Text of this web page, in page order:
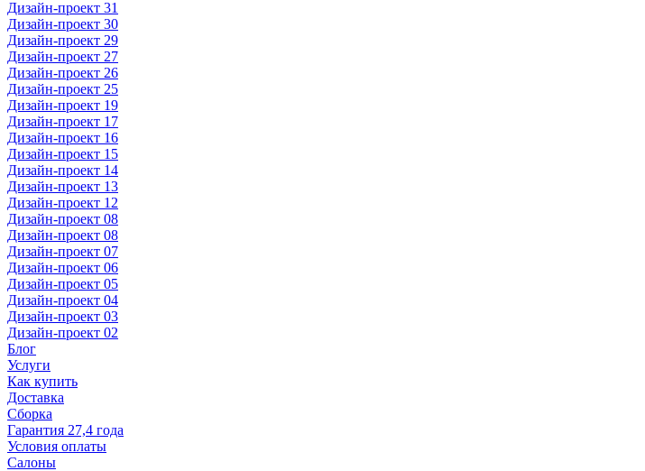
Дизайн-проект 31
Дизайн-проект 30
Дизайн-проект 29
Дизайн-проект 27
Дизайн-проект 26
Дизайн-проект 25
Дизайн-проект 19
Дизайн-проект 17
Дизайн-проект 16
Дизайн-проект 15
Дизайн-проект 14
Дизайн-проект 13
Дизайн-проект 12
Дизайн-проект 08
Дизайн-проект 08
Дизайн-проект 07
Дизайн-проект 06
Дизайн-проект 05
Дизайн-проект 04
Дизайн-проект 03
Дизайн-проект 02
Блог
Услуги
Как купить
Доставка
Сборка
Гарантия 27,4 года
Условия оплаты
Салоны